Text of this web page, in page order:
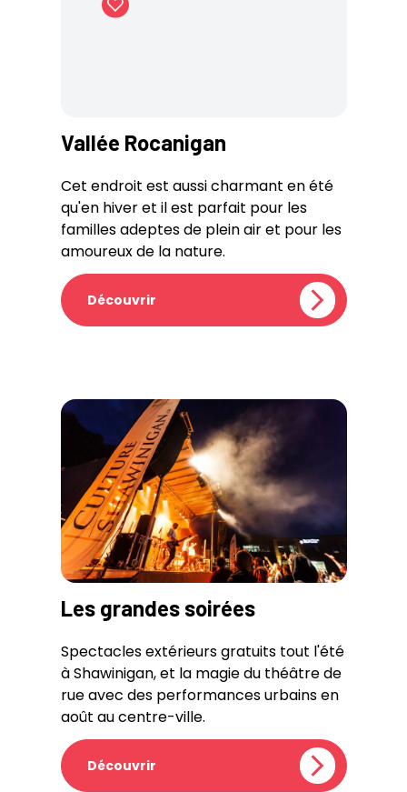
Vallée Rocanigan
Cet endroit est aussi charmant en été
qu'en hiver et il est parfait pour les
familles adeptes de plein air et pour les
amoureux de la nature.
Découvrir
Les grandes soirées
Spectacles extérieurs gratuits tout l'été
à Shawinigan, et la magie du théâtre de
rue avec des performances urbains en
août au centre-ville.
Découvrir